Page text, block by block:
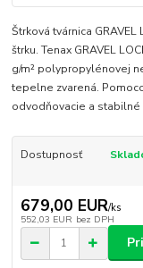
Štrková tvárnica
štrku. Tenax GRAVEL
g/m² polypropylénovej
tepelne zvarená.
odvodňovacie a stabilné
Dostupnosť
679,00 EUR/ks
552,03 EUR bez DPH